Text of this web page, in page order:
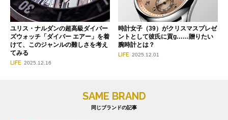
ユリス・ナルダンの超高級ダイバー
ズウォッチ「ダイバー エアー」を着
けて、このジャンルの難しさを考え
てみる
LIFE 2025.12.16
時計女子（39）がクリスマスプレゼ
ントとして彼氏に貢g……贈りたい
腕時計とは？
LIFE 2025.12.01
SAME BRAND
同じブランドの記事